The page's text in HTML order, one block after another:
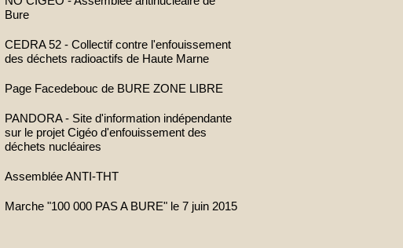
Bure
CEDRA 52 - Collectif contre l'enfouissement
des déchets radioactifs de Haute Marne
Page Facedebouc de BURE ZONE LIBRE
PANDORA - Site d'information indépendante
sur le projet Cigéo d'enfouissement des
déchets nucléaires
Assemblée ANTI-THT
Marche "100 000 PAS A BURE" le 7 juin 2015